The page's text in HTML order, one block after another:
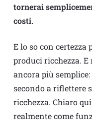
tornerai
costi.
E lo so con certezza
produci ricchezza.
ancora più
secondo a riflettere
ricchezza. Chiaro
realmente come